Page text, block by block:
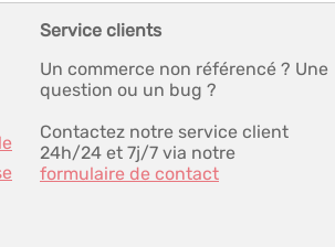
Service clients
Un commerce non référencé ? Une
question ou un bug ?
Contactez notre service client
24h/24 et 7j/7 via notre
formulaire de contact